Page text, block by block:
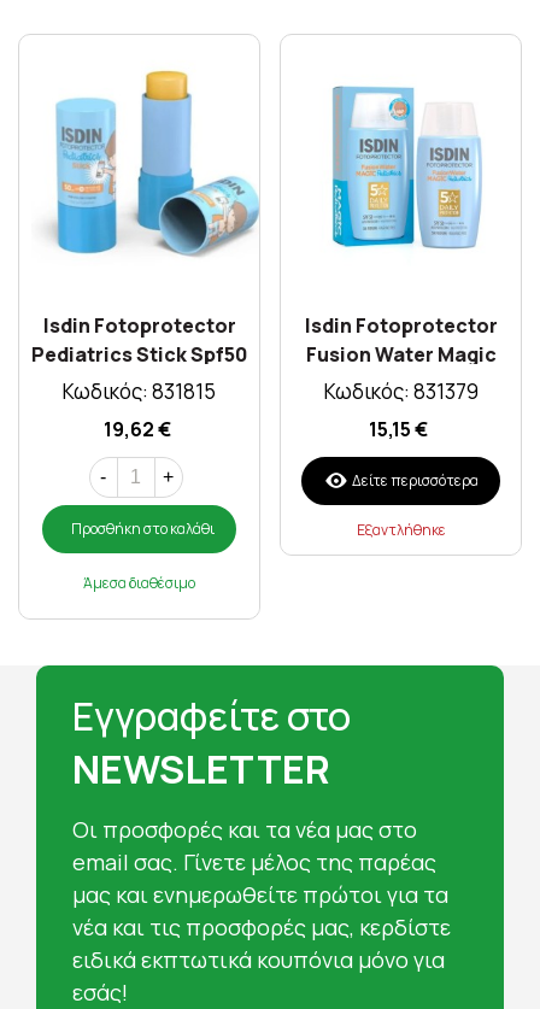
Isdin Fotoprotector
Pediatrics Stick Spf50
20gr
Κωδικός: 831815
19,62 €
- +
Προσθήκη στο καλάθι
Άμεσα διαθέσιμο
Isdin Fotoprotector
Fusion Water Magic
Pediatrics Spf50 50ml
Κωδικός: 831379
15,15 €
Δείτε περισσότερα
Εξαντλήθηκε
Εγγραφείτε στο
NEWSLETTER
Oι προσφορές και τα νέα μας στο
email σας. Γίνετε μέλος της παρέας
μας και ενημερωθείτε πρώτοι για τα
νέα και τις προσφορές μας, κερδίστε
ειδικά εκπτωτικά κουπόνια μόνο για
εσάς!